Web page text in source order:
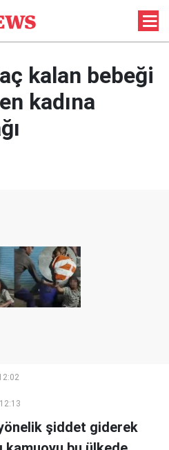
kalan bebeği
kadına
şiddet giderek